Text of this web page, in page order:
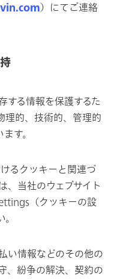
）にてご連絡
する情報を保護するた
理的、技術的、管理的
す。
るクッキーと関連づ
、当社のウェブサイト
（クッキーの設
い情報などのその他の
、紛争の解決、契約の